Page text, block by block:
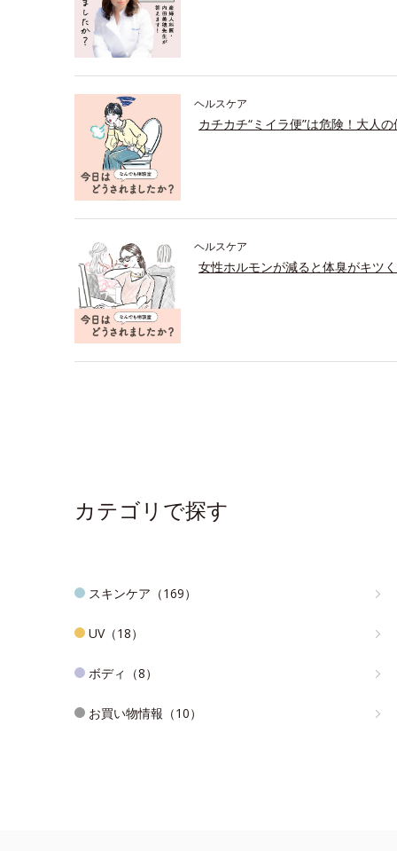
ヘルスケア
カチカチ“ミイラ便”は危険！大人
ヘルスケア
女性ホルモンが減ると体臭がキツ
カテゴリで探す
スキンケア（169）
UV（18）
ボディ（8）
お買い物情報（10）